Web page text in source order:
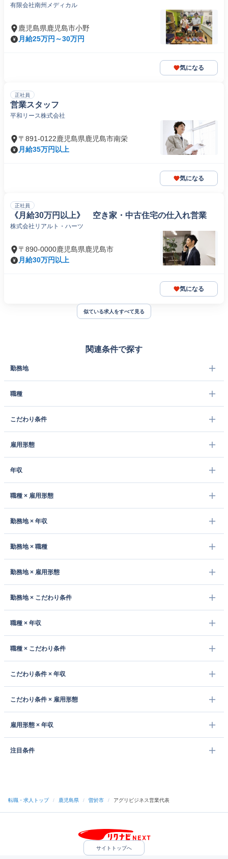
有限会社南州メディカル
鹿児島県鹿児島市小野
月給25万円～30万円
気になる
正社員
営業スタッフ
平和リース株式会社
〒891-0122鹿児島県鹿児島市南栄
月給35万円以上
気になる
正社員
《月給30万円以上》 空き家・中古住宅の仕入れ営業
株式会社リアルト・ハーツ
〒890-0000鹿児島県鹿児島市
月給30万円以上
気になる
似ている求人をすべて見る
関連条件で探す
勤務地
職種
こだわり条件
雇用形態
年収
職種 × 雇用形態
勤務地 × 年収
勤務地 × 職種
勤務地 × 雇用形態
勤務地 × こだわり条件
職種 × 年収
職種 × こだわり条件
こだわり条件 × 年収
こだわり条件 × 雇用形態
雇用形態 × 年収
注目条件
転職・求人トップ / 鹿児島県 / 曽於市 / アグリビジネス営業代表
サイトトップへ